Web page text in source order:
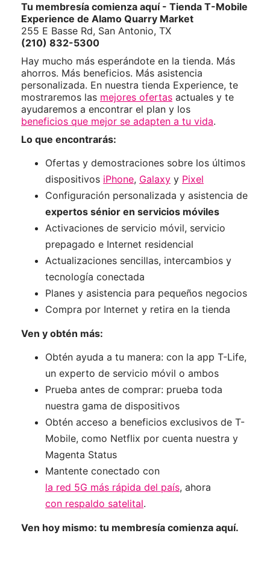
Tu membresía comienza aquí - Tienda T-Mobile
Experience de Alamo Quarry Market
255 E Basse Rd, San Antonio, TX
(210) 832-5300
Hay mucho más esperándote en la tienda. Más
ahorros. Más beneficios. Más asistencia
personalizada. En nuestra tienda Experience, te
mostraremos las mejores ofertas actuales y te
ayudaremos a encontrar el plan y los
beneficios que mejor se adapten a tu vida.
Lo que encontrarás:
Ofertas y demostraciones sobre los últimos
dispositivos iPhone, Galaxy y Pixel
Configuración personalizada y asistencia de
expertos sénior en servicios móviles
Activaciones de servicio móvil, servicio
prepagado e Internet residencial
Actualizaciones sencillas, intercambios y
tecnología conectada
Planes y asistencia para pequeños negocios
Compra por Internet y retira en la tienda
Ven y obtén más:
Obtén ayuda a tu manera: con la app T-Life,
un experto de servicio móvil o ambos
Prueba antes de comprar: prueba toda
nuestra gama de dispositivos
Obtén acceso a beneficios exclusivos de T-
Mobile, como Netflix por cuenta nuestra y
Magenta Status
Mantente conectado con
la red 5G más rápida del país, ahora
con respaldo satelital.
Ven hoy mismo: tu membresía comienza aquí.